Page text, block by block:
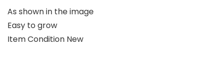
As shown in the image
Easy to grow
Item Condition New